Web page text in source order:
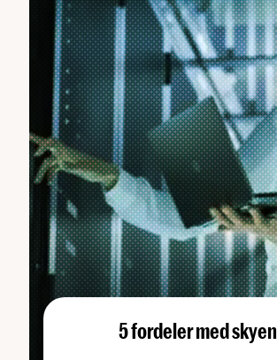
5 fordeler med skyen